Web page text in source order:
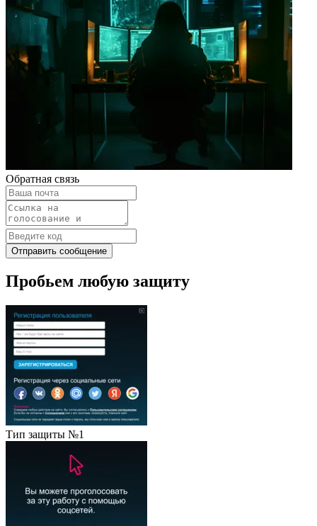
Обратная связь
Отправить сообщение
Пробьем любую защиту
Тип защиты №1